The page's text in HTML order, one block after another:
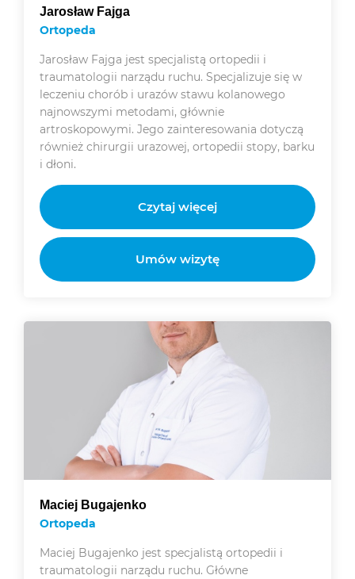
Jarosław Fajga
Ortopeda
Jarosław Fajga jest specjalistą ortopedii i
traumatologii narządu ruchu. Specjalizuje się w
leczeniu chorób i urazów stawu kolanowego
najnowszymi metodami, głównie
artroskopowymi. Jego zainteresowania dotyczą
również chirurgii urazowej, ortopedii stopy, barku
i dłoni.
Czytaj więcej
Umów wizytę
Maciej Bugajenko
Ortopeda
Maciej Bugajenko jest specjalistą ortopedii i
traumatologii narządu ruchu. Główne